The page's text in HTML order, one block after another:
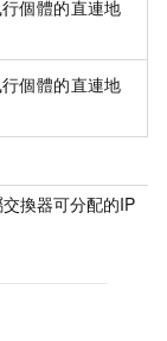
個體的直連地
個體的直連地
換器可分配的IP